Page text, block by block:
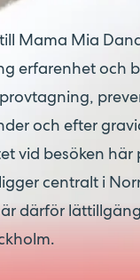
Mama Mia
erfarenhet och
och efter
vid besöken
centralt i
därför